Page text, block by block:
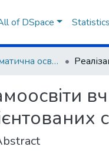
of DSpace Statistics
Фізико-математична освіта